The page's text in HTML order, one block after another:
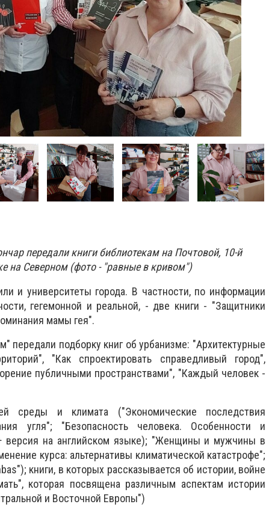
передали книги библиотекам на Почтовой, 10-й
на Северном (фото - "равные в кривом")
и университеты города. В частности, по информации
гегемонной и реальной, - две книги - "Защитники
мамы гея".
передали подборку книг об урбанизме: "Архитектурные
"Как спроектировать справедливый город",
публичными пространствами", "Каждый человек -
среды и климата ("Экономические последствия
угля"; "Безопасность человека. Особенности и
версия на английском языке); "Женщины и мужчины в
курса: альтернативы климатической катастрофе";
книги, в которых рассказывается об истории, войне
которая посвящена различным аспектам истории
и Восточной Европы")